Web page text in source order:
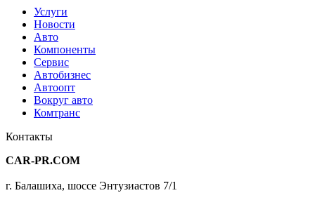
Услуги
Новости
Авто
Компоненты
Сервис
Автобизнес
Автоопт
Вокруг авто
Комтранс
Контакты
CAR-PR.COM
г. Балашиха, шоссе Энтузиастов 7/1